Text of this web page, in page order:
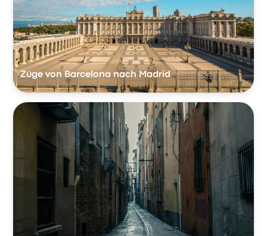
Züge von Barcelona nach Madrid